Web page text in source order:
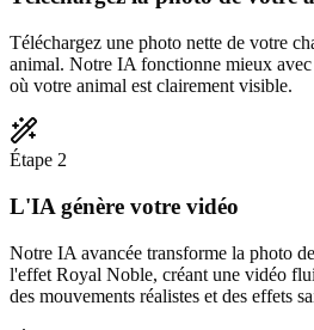
Téléchargez une photo nette de votre
animal. Notre IA fonctionne mieux avec
où votre animal est clairement visible.
Étape 2
L'IA génère votre vidéo
Notre IA avancée transforme la photo
l'effet Royal Noble, créant une vidéo
des mouvements réalistes et des effets